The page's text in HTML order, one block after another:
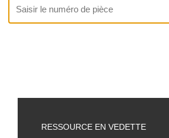
RESSOURCE EN VEDETTE